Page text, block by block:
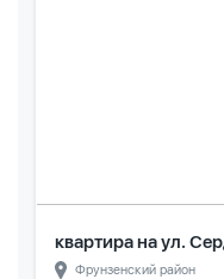
квартира на ул.
Фрунзенский район